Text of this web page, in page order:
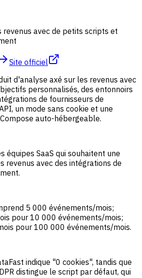
revenus avec de petits scripts et
Site officiel
d'analyse axé sur les revenus avec
personnalisés, des entonnoirs
de fournisseurs de
un mode sans cookie et une
auto-hébergeable.
équipes SaaS qui souhaitent une
revenus avec des intégrations de
5 000 événements/mois;
pour 10 000 événements/mois;
pour 100 000 événements/mois.
indique "0 cookies", tandis que
distingue le script par défaut, qui